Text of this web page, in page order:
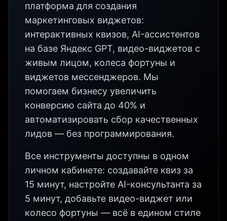
платформа для создания
маркетинговых виджетов:
интерактивных квизов, AI-ассистентов
на базе Яндекс GPT, видео-виджетов с
живым лицом, колеса фортуны и
виджетов мессенджеров. Мы
помогаем бизнесу увеличить
конверсию сайта до 40% и
автоматизировать сбор качественных
лидов — без программирования.
Все инструменты доступны в одном
личном кабинете: создавайте квиз за
15 минут, настройте AI-консультанта за
5 минут, добавьте видео-виджет или
колесо фортуны — всё в едином стиле